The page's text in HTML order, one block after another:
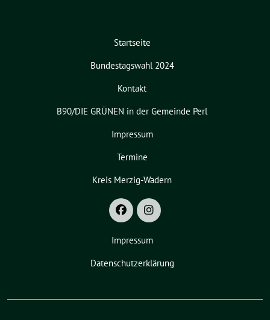
Startseite
Bundestagswahl 2024
Kontakt
B90/DIE GRÜNEN in der Gemeinde Perl
Impressum
Termine
Kreis Merzig-Wadern
Impressum
Datenschutzerklärung